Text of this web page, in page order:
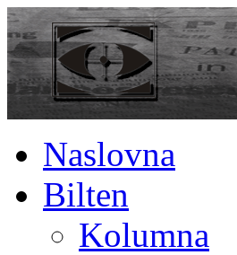
Naslovna
Bilten
Kolumna